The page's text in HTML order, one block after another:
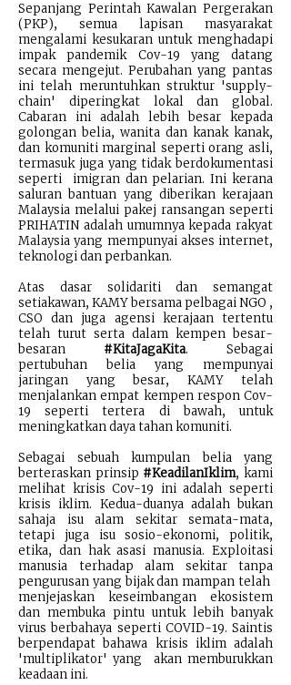
Sepanjang Perintah Kawalan Pergerakan
(PKP), semua lapisan masyarakat
mengalami kesukaran untuk menghadapi
impak pandemik Cov-19 yang datang
secara mengejut. Perubahan yang pantas
ini telah meruntuhkan struktur 'supply-
chain' diperingkat lokal dan global.
Cabaran ini adalah lebih besar kepada
golongan belia, wanita dan kanak kanak,
dan komuniti marginal seperti orang asli,
termasuk juga yang tidak berdokumentasi
seperti imigran dan pelarian. Ini kerana
saluran bantuan yang diberikan kerajaan
Malaysia melalui pakej ransangan seperti
PRIHATIN adalah umumnya kepada rakyat
Malaysia yang mempunyai akses internet,
teknologi dan perbankan.
Atas dasar solidariti dan semangat
setiakawan, KAMY bersama pelbagai NGO ,
CSO dan juga agensi kerajaan tertentu
telah turut serta dalam kempen besar-
besaran #KitaJagaKita. Sebagai
pertubuhan belia yang mempunyai
jaringan yang besar, KAMY telah
menjalankan empat kempen respon Cov-
19 seperti tertera di bawah, untuk
meningkatkan daya tahan komuniti.
Sebagai sebuah kumpulan belia yang
berteraskan prinsip #KeadilanIklim, kami
melihat krisis Cov-19 ini adalah seperti
krisis iklim. Kedua-duanya adalah bukan
sahaja isu alam sekitar semata-mata,
tetapi juga isu sosio-ekonomi, politik,
etika, dan hak asasi manusia. Exploitasi
manusia terhadap alam sekitar tanpa
pengurusan yang bijak dan mampan telah
menjejaskan keseimbangan ekosistem
dan membuka pintu untuk lebih banyak
virus berbahaya seperti COVID-19. Saintis
berpendapat bahawa krisis iklim adalah
'multiplikator' yang akan memburukkan
keadaan ini.